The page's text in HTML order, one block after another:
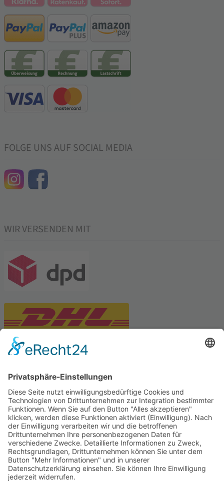
FOLGE UNS AUF SOCIAL MEDIA
WIR VERSENDEN MIT
Tekal – Textile Lebensqualität
Exklusive moderne & Orientteppiche
Feuerwerk XXL
Pyrotechnik online bestellen